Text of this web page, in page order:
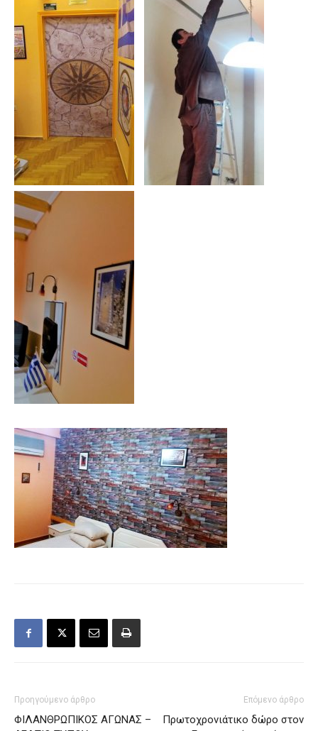
Προηγούμενο άρθρο
ΦΙΛΑΝΘΡΩΠΙΚΟΣ ΑΓΩΝΑΣ –
Επόμενο άρθρο
Πρωτοχρονιάτικο δώρο στον